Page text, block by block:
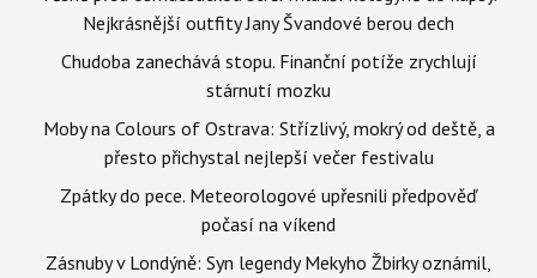
Nejkrásnější outfity Jany Švandové berou dech
Chudoba zanechává stopu. Finanční potíže zrychlují
stárnutí mozku
Moby na Colours of Ostrava: Střízlivý, mokrý od deště, a
přesto přichystal nejlepší večer festivalu
Zpátky do pece. Meteorologové upřesnili předpověď
počasí na víkend
Zásnuby v Londýně: Syn legendy Mekyho Žbirky oznámil,